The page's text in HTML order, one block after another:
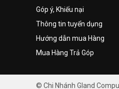
Góp ý, Khiếu nại
Thông tin tuyển dụng
Hướng dẫn mua Hàng
Mua Hàng Trả Góp
© Chi Nhánh Gland